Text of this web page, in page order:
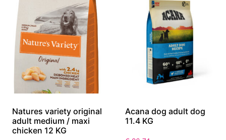
Natures variety original
adult medium / maxi
chicken 12 KG
Acana dog adult dog
11.4 KG